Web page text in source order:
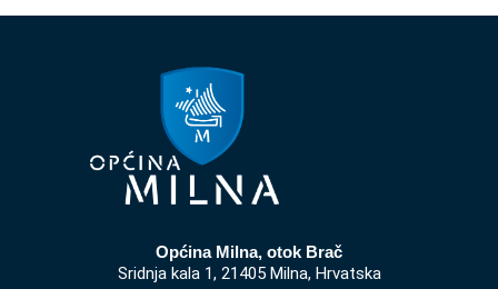
Općina Milna, otok Brač
Sridnja kala 1, 21405 Milna, Hrvatska